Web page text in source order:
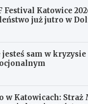
Festival Katowice
już jutro w
jesteś sam w kryzysie
w Katowicach: Straż